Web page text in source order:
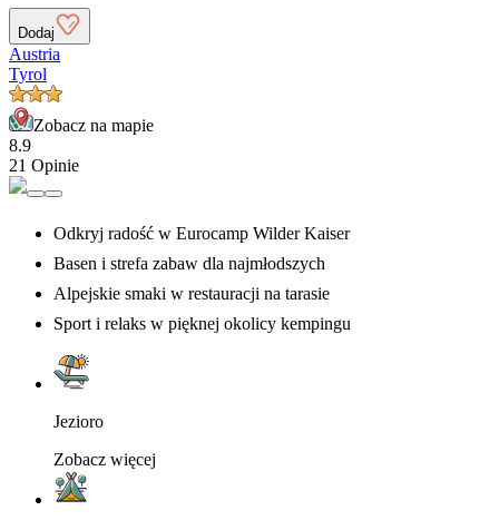
Dodaj
Austria
Tyrol
Zobacz na mapie
8.9
21 Opinie
Odkryj radość w Eurocamp Wilder Kaiser
Basen i strefa zabaw dla najmłodszych
Alpejskie smaki w restauracji na tarasie
Sport i relaks w pięknej okolicy kempingu
Jezioro
Zobacz więcej